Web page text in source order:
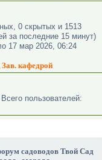
0 скрытых и 1513
за последние 15 минут)
17 мар 2026, 06:24
Зав. кафедрой
Всего пользователей:
садоводов Твой Сад